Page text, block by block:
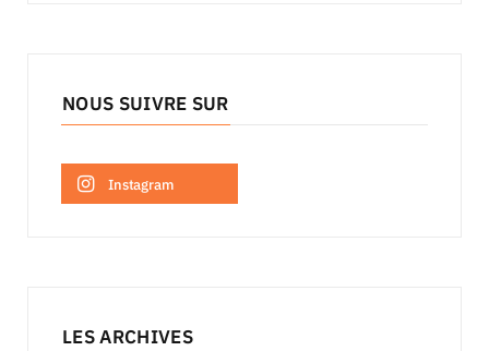
NOUS SUIVRE SUR
Instagram
LES ARCHIVES